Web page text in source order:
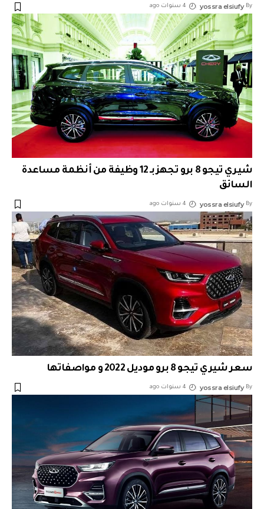
By
yossra elsiufy 4 سنوات ago
شيري تيجو 8 برو تجهز بـ 12 وظيفة من أنظمة مساعدة
السائق
By
yossra elsiufy 4 سنوات ago
سعر شيري تيجو 8 برو موديل 2022 و مواصفاتها
By
yossra elsiufy 4 سنوات ago